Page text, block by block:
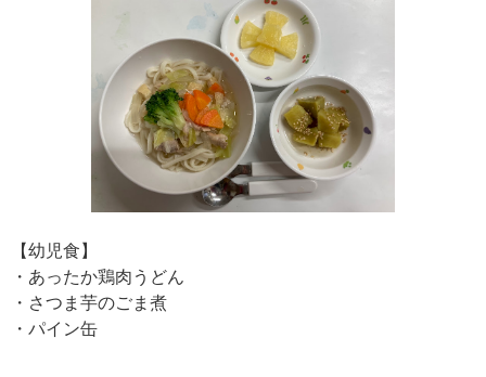
【幼児食】
・あったか鶏肉うどん
・さつま芋のごま煮
・パイン缶